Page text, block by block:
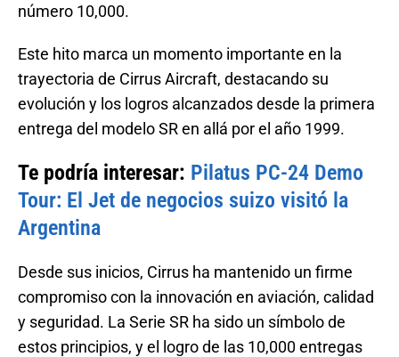
número 10,000.
Este hito marca un momento importante en la
trayectoria de Cirrus Aircraft, destacando su
evolución y los logros alcanzados desde la primera
entrega del modelo SR en allá por el año 1999.
Te podría interesar: Pilatus PC-24 Demo
Tour: El Jet de negocios suizo visitó la
Argentina
Desde sus inicios, Cirrus ha mantenido un firme
compromiso con la innovación en aviación, calidad
y seguridad. La Serie SR ha sido un símbolo de
estos principios, y el logro de las 10,000 entregas